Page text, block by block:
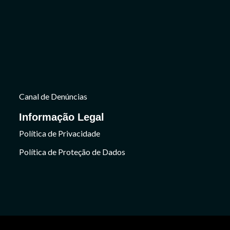
Canal de Denúncias
Informação Legal
Política de Privacidade
Política de Proteção de Dados